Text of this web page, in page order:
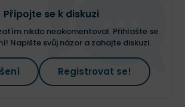
Připojte se k diskuzi
nikdo neokomentoval. Přihlašte se
Napište svůj názor a zahajte diskuzi.
Registrovat se!